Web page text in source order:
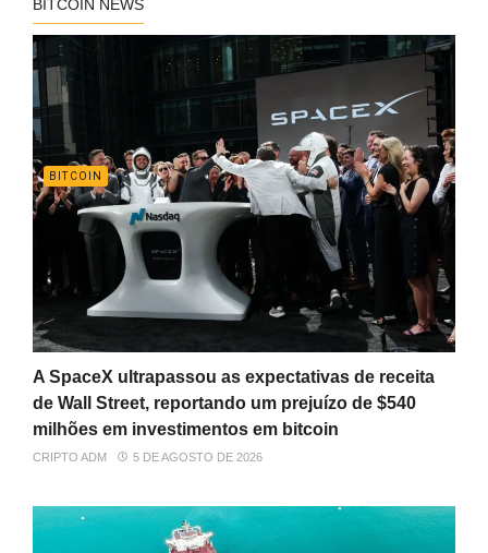
BITCOIN NEWS
BITCOIN
A SpaceX ultrapassou as expectativas de receita
de Wall Street, reportando um prejuízo de $540
milhões em investimentos em bitcoin
CRIPTO ADM 5 DE AGOSTO DE 2026